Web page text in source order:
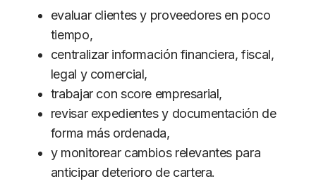
evaluar clientes y proveedores en poco
tiempo,
centralizar información financiera, fiscal,
legal y comercial,
trabajar con score empresarial,
revisar expedientes y documentación de
forma más ordenada,
y monitorear cambios relevantes para
anticipar deterioro de cartera.